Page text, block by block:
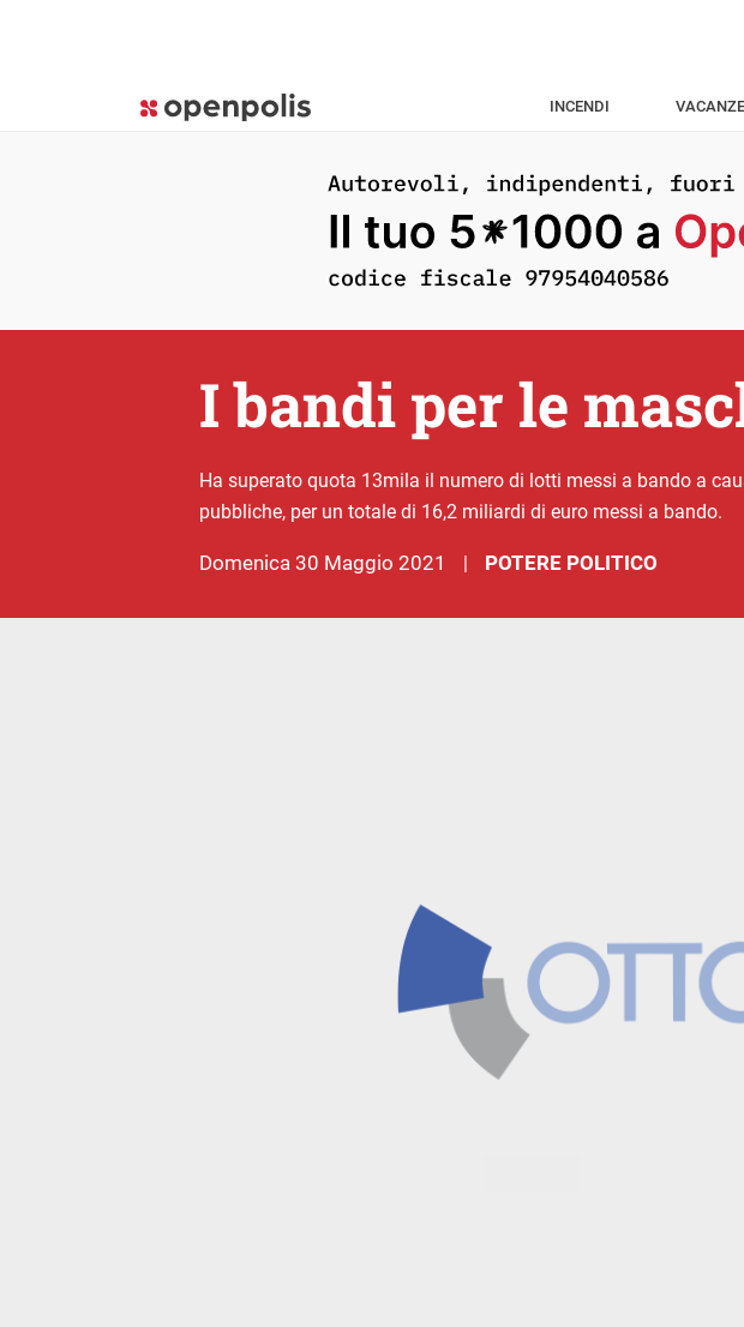
INCENDI
I bandi per le
Ha superato quota 13mila il numero di lotti messi a bando a
pubbliche, per un totale di 16,2 miliardi di euro messi a bando.
domenica 30 Maggio 2021 | POTERE POLITICO